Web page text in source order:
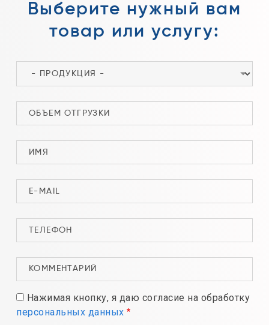
Выберите нужный вам
товар или услугу:
Нажимая кнопку, я даю согласие на обработку
персональных данных